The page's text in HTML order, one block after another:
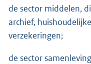
de sector middelen,
archief,
verzekeringen;
de sector